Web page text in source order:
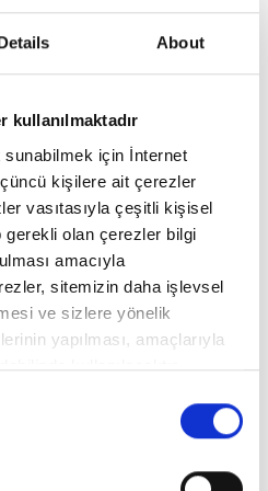
About
kullanılmaktadır
için İnternet
kişilere ait çerezler
vasıtasıyla çeşitli kişisel
olan çerezler bilgi
amacıyla
sitemizin daha işlevsel
ve sizlere yönelik
yapılması, amaçlarıyla
kullanılacaktır.
Çerezlere ilişkin detaylı bilgi
Çerez Bilgilendirme
zirvesi Megeve
festivaller yapılıyor. Çoğu bahar